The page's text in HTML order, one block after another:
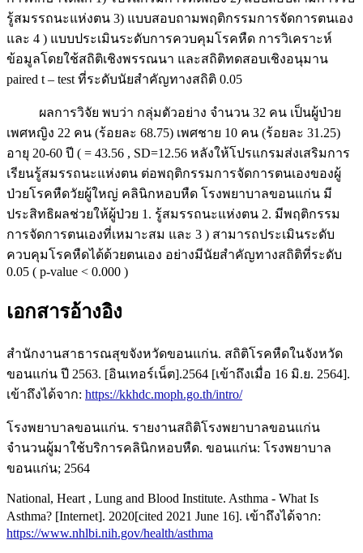
รู้สมรรถนะแห่งตน 3) แบบสอบถามพฤติกรรมการจัดการตนเอง
และ 4 ) แบบประเมินระดับการควบคุมโรคหืด การวิเคราะห์
ข้อมูลโดยใช้สถิติเชิงพรรณนา และสถิติทดสอบเชิงอนุมาน
paired t – test ที่ระดับนัยสำคัญทางสถิติ 0.05
ผลการวิจัย พบว่า กลุ่มตัวอย่าง จำนวน 32 คน เป็นผู้ป่วย
เพศหญิง 22 คน (ร้อยละ 68.75) เพศชาย 10 คน (ร้อยละ 31.25)
อายุ 20-60 ปี ( = 43.56 , SD=12.56 หลังให้โปรแกรมส่งเสริมการ
เรียนรู้สมรรถนะแห่งตน ต่อพฤติกรรมการจัดการตนเองของผู้
ป่วยโรคหืดวัยผู้ใหญ่ คลินิกหอบหืด โรงพยาบาลขอนแก่น มี
ประสิทธิผลช่วยให้ผู้ป่วย 1. รู้สมรรถนะแห่งตน 2. มีพฤติกรรม
การจัดการตนเองที่เหมาะสม และ 3 ) สามารถประเมินระดับ
ควบคุมโรคหืดได้ด้วยตนเอง อย่างมีนัยสำคัญทางสถิติที่ระดับ
0.05 ( p-value < 0.000 )
เอกสารอ้างอิง
สำนักงานสาธารณสุขจังหวัดขอนแก่น. สถิติโรคหืดในจังหวัด
ขอนแก่น ปี 2563. [อินเทอร์เน็ต].2564 [เข้าถึงเมื่อ 16 มิ.ย. 2564].
เข้าถึงได้จาก: https://kkhdc.moph.go.th/intro/
โรงพยาบาลขอนแก่น. รายงานสถิติโรงพยาบาลขอนแก่น
จำนวนผู้มาใช้บริการคลินิกหอบหืด. ขอนแก่น: โรงพยาบาล
ขอนแก่น; 2564
National, Heart , Lung and Blood Institute. Asthma - What Is
Asthma? [Internet]. 2020[cited 2021 June 16]. เข้าถึงได้จาก:
https://www.nhlbi.nih.gov/health/asthma